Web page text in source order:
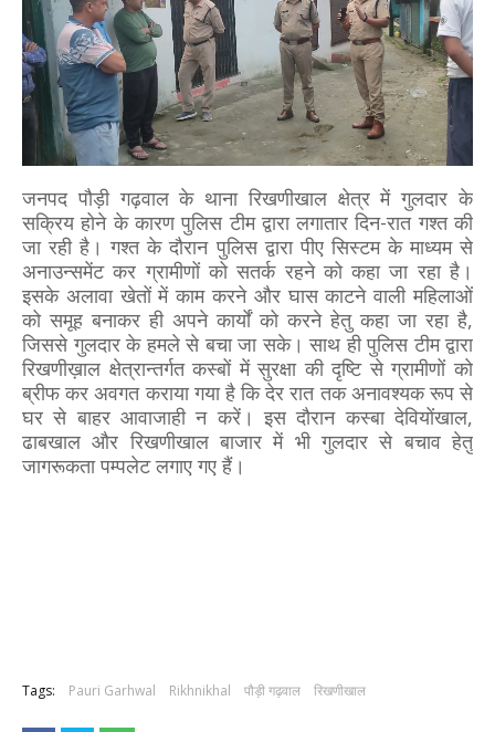
जनपद पौड़ी गढ़वाल के थाना रिखणीखाल क्षेत्र में गुलदार के
सक्रिय होने के कारण पुलिस टीम द्वारा लगातार दिन-रात गश्त की
जा रही है। गश्त के दौरान पुलिस द्वारा पीए सिस्टम के माध्यम से
अनाउन्समेंट कर ग्रामीणों को सतर्क रहने को कहा जा रहा है।
इसके अलावा खेतों में काम करने और घास काटने वाली महिलाओं
को समूह बनाकर ही अपने कार्यों को करने हेतु कहा जा रहा है,
जिससे गुलदार के हमले से बचा जा सके। साथ ही पुलिस टीम द्वारा
रिखणीख़ाल क्षेत्रान्तर्गत कस्बों में सुरक्षा की दृष्टि से ग्रामीणों को
ब्रीफ कर अवगत कराया गया है कि देर रात तक अनावश्यक रूप से
घर से बाहर आवाजाही न करें। इस दौरान कस्बा देवियोंखाल,
ढाबखाल और रिखणीखाल बाजार में भी गुलदार से बचाव हेतु
जागरूकता पम्पलेट लगाए गए हैं।
Tags: Pauri Garhwal Rikhnikhal पौड़ी गढ़वाल रिखणीखाल